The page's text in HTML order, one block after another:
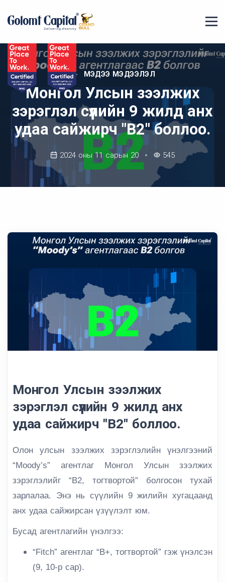
МЭДЭЭ МЭДЭЭЛЭЛ
Монгол Улсын зээлжих
зэрэглэл сүүлийн 9 жилд анх
удаа сайжирч "В2" боллоо.
2024 оны 11 сарын 20 545
Монгол Улсын зээлжих
зэрэглэл сүүлийн 9 жилд анх
удаа сайжирч "В2" боллоо.
Олон улсын зээлжих зэрэглэлийн үнэлгээний
“Moody’s” агентлаг Монгол Улсын зээлжих
зэрэглэлийг “B2, тогтвортой” болгосон тухай
зарлалаа. Энэ нь сүүлийн 9 жилийн хугацаанд
анх удаа сайжирсан үзүүлэлт юм.
Бусад агентлагийн үнэлгээ:
“Fitch” агентлаг “B+, тогтвортой” гэж үнэлсэн
(9, 10-р сар).